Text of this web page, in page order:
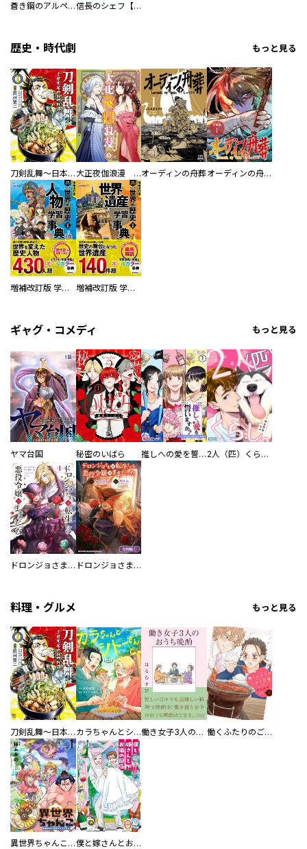
蒼き鋼のアルペジオ 信長のシェフ【単話版】
歴史・時代劇 もっと見る
刀剣乱舞～日本号つれづれ酒～ 大正夜伽浪漫 －金曜日の花嫁—オーディンの舟葬 オーディンの舟葬 分冊版
増補改訂版 学研まんが NEW世界の歴史 別巻 人物学習事典 増補改訂版 学研まんが NEW世界の歴史 別巻 世界遺産学習事典
ギャグ・コメディ もっと見る
ヤマ台国 秘密のいばら 推しへの愛を誓いますか？～アラサー女子、推しは逃げぬが人生逃げる～ 2人（匹）くらし。
ドロンジョさまは転生しても悪役令嬢のままだった ドロンジョさまは転生しても悪役令嬢のままだった【分冊版】
料理・グルメ もっと見る
刀剣乱舞～日本号つれづれ酒～ カラちゃんとシトーさんと、 【分冊版】 働き女子3人のおうち晩酌 働くふたりのごほうび飯
異世界ちゃんこ～横綱目前に召喚されたんだが～ 【連載版】 僕と嫁さんとお酒の関係